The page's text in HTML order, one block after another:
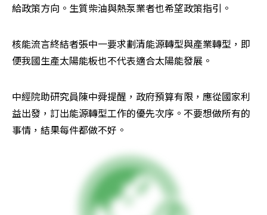
給政策方向。生質柴油與熱泵業者也希望政策指引。
核能流言終結者張中一要求劃清能源轉型與產業轉型，即
便我國生產太陽能板也不代表適合太陽能發展。
中經院助研究員陳中舜提醒，政府預算有限，應從國家利
益出發，訂出能源轉型工作的優先次序。不要想做所有的
事情，結果每件都做不好。